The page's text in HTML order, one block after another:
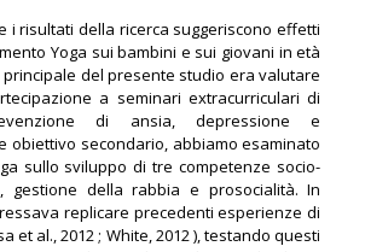
i risultati della ricerca suggeriscono effetti
Yoga sui bambini e sui giovani in età
principale del presente studio era valutare
a seminari extracurriculari di
di ansia, depressione e
obiettivo secondario, abbiamo esaminato
sullo sviluppo di tre competenze socio-
gestione della rabbia e prosocialità. In
replicare precedenti esperienze di
et al., 2012 ; White, 2012 ), testando questi